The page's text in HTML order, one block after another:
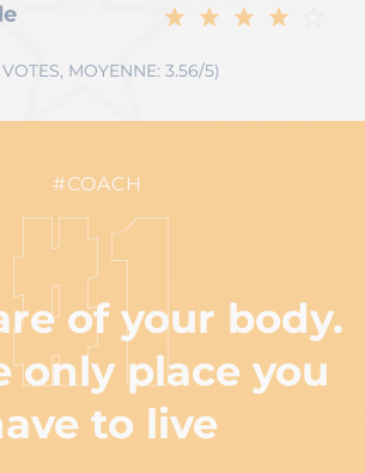
VOTES, MOYENNE: 3.56/5)
#COACH
#1
of your body.
only place you
to live